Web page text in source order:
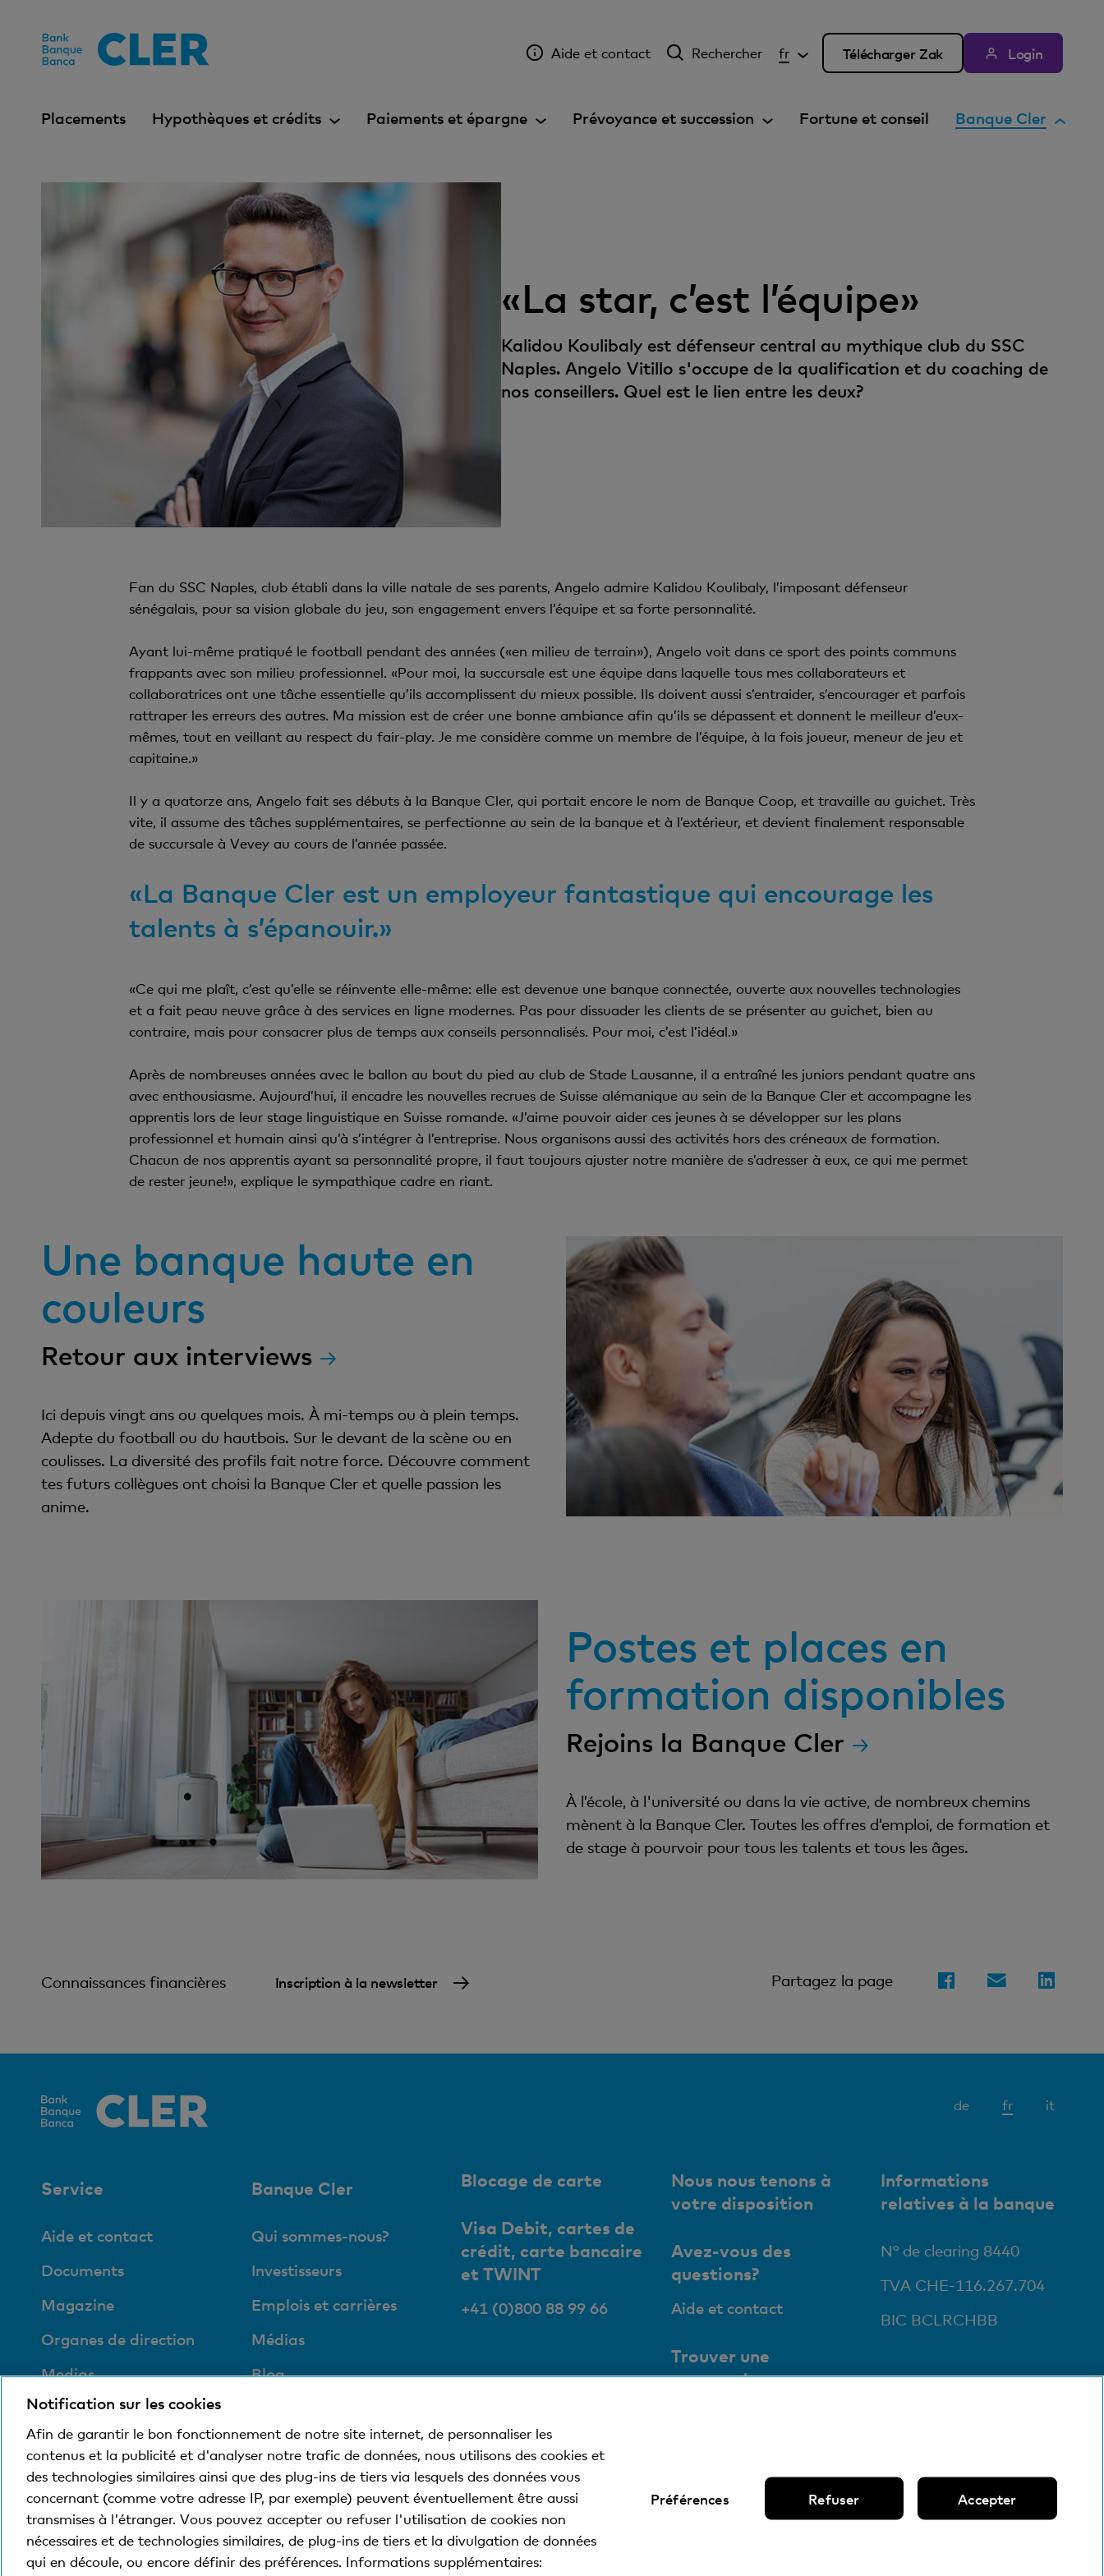
Aide et contact Rechercher fr Télécharger Zak Login
Placements Hypothèques et crédits Paiements et épargne Prévoyance et succession Fortune et conseil Banque Cler
«La star, c’est l’équipe»
Kalidou Koulibaly est défenseur central au mythique club du SSC
Naples. Angelo Vitillo s'occupe de la qualification et du coaching de
nos conseillers. Quel est le lien entre les deux?
Fan du SSC Naples, club établi dans la ville natale de ses parents, Angelo admire Kalidou Koulibaly, l’imposant défenseur
sénégalais, pour sa vision globale du jeu, son engagement envers l’équipe et sa forte personnalité.
Ayant lui-même pratiqué le football pendant des années («en milieu de terrain»), Angelo voit dans ce sport des points communs
frappants avec son milieu professionnel. «Pour moi, la succursale est une équipe dans laquelle tous mes collaborateurs et
collaboratrices ont une tâche essentielle qu’ils accomplissent du mieux possible. Ils doivent aussi s’entraider, s’encourager et parfois
rattraper les erreurs des autres. Ma mission est de créer une bonne ambiance afin qu’ils se dépassent et donnent le meilleur d’eux-
mêmes, tout en veillant au respect du fair-play. Je me considère comme un membre de l’équipe, à la fois joueur, meneur de jeu et
capitaine.»
Il y a quatorze ans, Angelo fait ses débuts à la Banque Cler, qui portait encore le nom de Banque Coop, et travaille au guichet. Très
vite, il assume des tâches supplémentaires, se perfectionne au sein de la banque et à l’extérieur, et devient finalement responsable
de succursale à Vevey au cours de l’année passée.
«La Banque Cler est un employeur fantastique qui encourage les
talents à s’épanouir.»
«Ce qui me plaît, c’est qu’elle se réinvente elle-même: elle est devenue une banque connectée, ouverte aux nouvelles technologies
et a fait peau neuve grâce à des services en ligne modernes. Pas pour dissuader les clients de se présenter au guichet, bien au
contraire, mais pour consacrer plus de temps aux conseils personnalisés. Pour moi, c’est l’idéal.»
Après de nombreuses années avec le ballon au bout du pied au club de Stade Lausanne, il a entraîné les juniors pendant quatre ans
avec enthousiasme. Aujourd’hui, il encadre les nouvelles recrues de Suisse alémanique au sein de la Banque Cler et accompagne les
apprentis lors de leur stage linguistique en Suisse romande. «J’aime pouvoir aider ces jeunes à se développer sur les plans
professionnel et humain ainsi qu’à s’intégrer à l’entreprise. Nous organisons aussi des activités hors des créneaux de formation.
Chacun de nos apprentis ayant sa personnalité propre, il faut toujours ajuster notre manière de s’adresser à eux, ce qui me permet
de rester jeune!», explique le sympathique cadre en riant.
Une banque haute en
couleurs
Retour aux interviews
Ici depuis vingt ans ou quelques mois. À mi-temps ou à plein temps.
Adepte du football ou du hautbois. Sur le devant de la scène ou en
coulisses. La diversité des profils fait notre force. Découvre comment
tes futurs collègues ont choisi la Banque Cler et quelle passion les
anime.
Postes et places en
formation disponibles
Rejoins la Banque Cler
À l’école, à l'université ou dans la vie active, de nombreux chemins
mènent à la Banque Cler. Toutes les offres d’emploi, de formation et
de stage à pourvoir pour tous les talents et tous les âges.
Connaissances financières Inscription à la newsletter Partagez la page
de frElément
it
Service
Aide et contact
Documents
Magazine
Organes de direction
Medias
Social et compatible
avec l'environnement
Banque Cler
Qui sommes-nous?
Investisseurs
Emplois et carrières
Médias
Blog
Blocage de carte
Visa Debit, cartes de
crédit, carte bancaire
et TWINT
+41 (0)800 88 99 66
Nous nous tenons à
votre disposition
Avez-vous des
questions?
Aide et contact
Trouver une
succursale
Informations
relatives à la banque
N° de clearing 8440
TVA CHE-116.267.704
BIC BCLRCHBB
© Banque ClerConditions juridiques et mentions légalesDéclaration de protection des données
La Banque Cler est une filiale détenue à 100% par la Basler Kantonalbank.
Notification sur les cookies
Afin de garantir le bon fonctionnement de notre site internet, de personnaliser les
contenus et la publicité et d'analyser notre trafic de données, nous utilisons des cookies et
des technologies similaires ainsi que des plug-ins de tiers via lesquels des données vous
concernant (comme votre adresse IP, par exemple) peuvent éventuellement être aussi
transmises à l'étranger. Vous pouvez accepter ou refuser l'utilisation de cookies non
nécessaires et de technologies similaires, de plug-ins de tiers et la divulgation de données
qui en découle, ou encore définir des préférences. Informations supplémentaires:
Préférences Refuser Accepter